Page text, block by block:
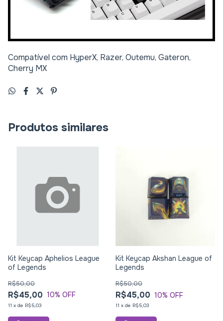
Compatível com HyperX, Razer, Outemu, Gateron,
Cherry MX
Produtos similares
Kit Keycap Aphelios League
of Legends
R$45,00
R$50,00
10% OFF
11 x de R$5,03
Kit Keycap Akshan League of
Legends
R$45,00
R$50,00
10% OFF
11 x de R$5,03